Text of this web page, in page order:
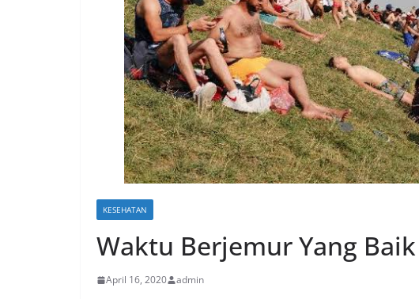
KESEHATAN
Waktu Berjemur Yang
April 16, 2020 admin